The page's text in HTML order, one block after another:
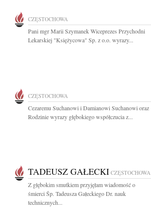
CZĘSTOCHOWA
Pani mgr Marii Szymanek Wiceprezes Przychodni
Lekarskiej "Księżycowa" Sp. z o.o. wyrazy...
CZĘSTOCHOWA
Cezaremu Suchanowi i Damianowi Suchanowi oraz
Rodzinie wyrazy głębokiego współczucia z...
TADEUSZ GAŁECKI CZĘSTOCHOWA
Z głębokim smutkiem przyjęłam wiadomość o
śmierci Śp. Tadeusza Gałeckiego Dr. nauk
technicznych...